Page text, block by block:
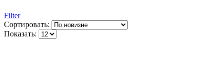
Filter
Сортировать:
Показать: